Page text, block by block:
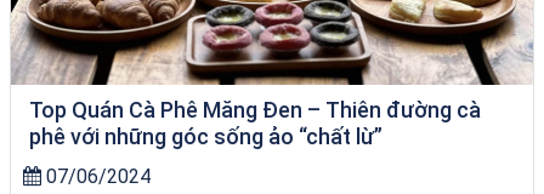
Top Quán Cà Phê Măng Đen – Thiên đường cà
phê với những góc sống ảo “chất lừ”
07/06/2024